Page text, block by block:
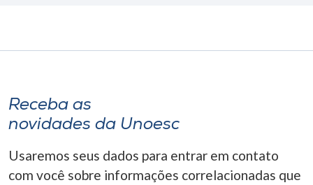
Receba as
novidades da Unoesc
Usaremos seus dados para entrar em contato
com você sobre informações correlacionadas que